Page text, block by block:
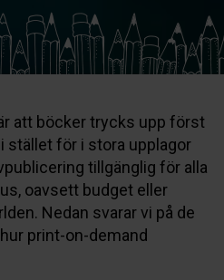
att böcker trycks upp först
stället för i stora upplagor
tillgänglig för alla
oavsett budget eller
Nedan svarar vi på de
print-on-demand